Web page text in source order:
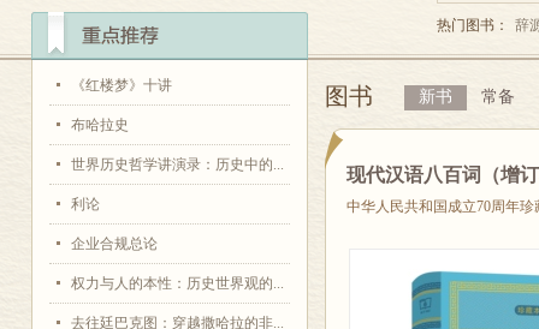
《红楼梦》十讲
布哈拉史
世界历史哲学讲演录：历史中的...
利论
企业合规总论
权力与人的本性：历史世界观的...
去往廷巴克图：穿越撒哈拉的非...
热门图书： 辞
图书 新书 常备
现代汉语八百词（增
中华人民共和国成立70周年珍